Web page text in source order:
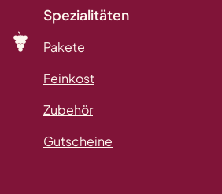
Spezialitäten
Pakete
Feinkost
Zubehör
Gutscheine